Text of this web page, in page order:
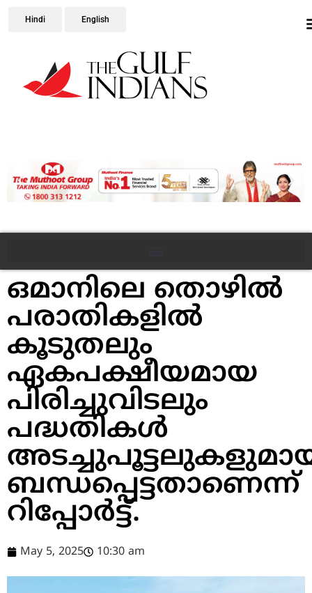
Hindi English
ഒമാനിലെ തൊഴിൽ
പരാതികളിൽ
കൂടുതലും
ഏകപക്ഷീയമായ
പിരിച്ചുവിടലും
പദ്ധതികൾ
ബന്ധപ്പെട്ടതാണെന്ന്
റിപ്പോർട്ട്.
May 5, 2025 10:30 am